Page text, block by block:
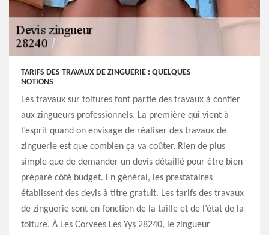
TARIFS DES TRAVAUX DE ZINGUERIE : QUELQUES
NOTIONS
Les travaux sur toitures font partie des travaux à confier
aux zingueurs professionnels. La première qui vient à
l’esprit quand on envisage de réaliser des travaux de
zinguerie est que combien ça va coûter. Rien de plus
simple que de demander un devis détaillé pour être bien
préparé côté budget. En général, les prestataires
établissent des devis à titre gratuit. Les tarifs des travaux
de zinguerie sont en fonction de la taille et de l’état de la
toiture. À Les Corvees Les Yys 28240, le zingueur